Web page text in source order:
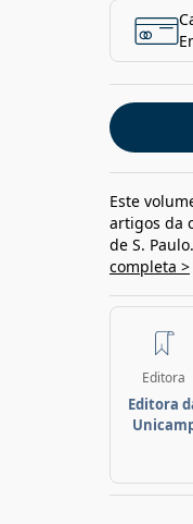
Este
artigos da
de S.
completa >
Editora
Editora